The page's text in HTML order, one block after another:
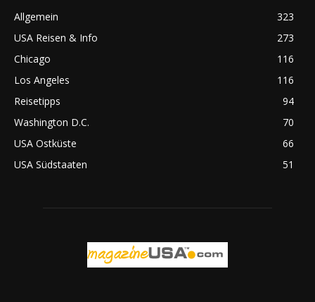
Allgemein
323
USA Reisen & Info
273
Chicago
116
Los Angeles
116
Reisetipps
94
Washington D.C.
70
USA Ostküste
66
USA Südstaaten
51